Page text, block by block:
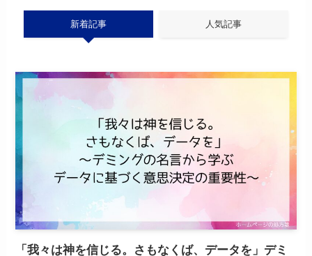
新着記事 人気記事
「我々は神を信じる。さもなくば、データを」デミ